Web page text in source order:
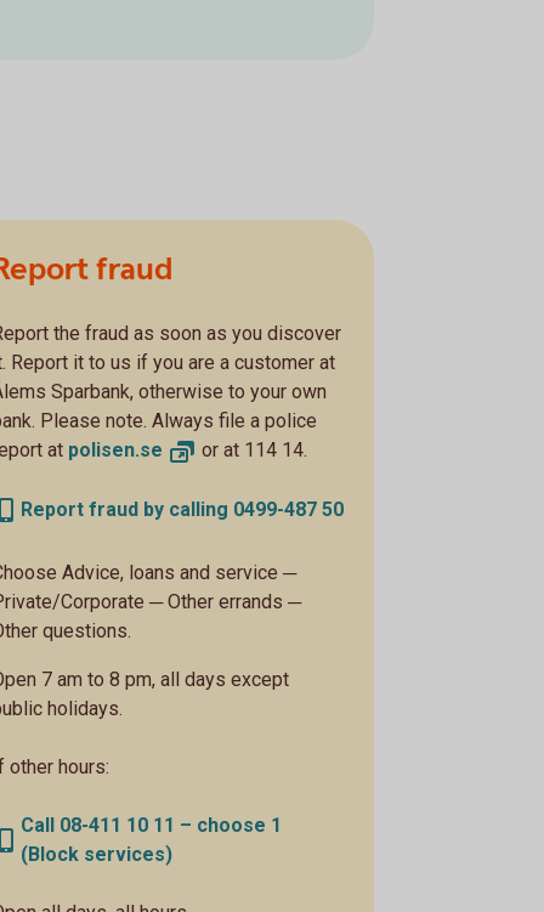
fraud
the fraud as soon as you discover
Report it to us if you are a customer at
Sparbank, otherwise to your own
Please note. Always file a police
at polisen.se or at 114 14.
Report fraud by calling 0499-487 50
Advice, loans and service ─
Corporate ─ Other errands ─
questions.
7 am to 8 pm, all days except
holidays.
other hours:
Call 08-411 10 11 – choose 1
(Block services)